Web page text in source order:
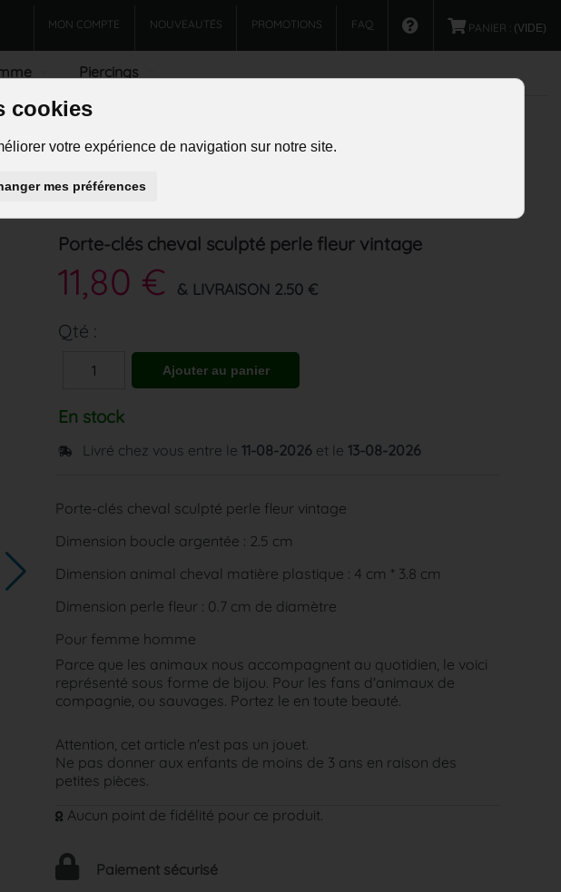
cookies
votre expérience de navigation sur notre site.
mes préférences
MON COMPTE NOUVEAUTÉS PROMOTIONS FAQ PANIER : (VIDE)
Piercings
Porte-clés cheval sculpté perle fleur vintage
11,80 € & LIVRAISON 2.50 €
Qté :
En stock
Livré chez vous entre le11-08-2026 et le13-08-2026
Porte-clés cheval sculpté perle fleur vintage
Dimension boucle argentée : 2.5 cm
Dimension animal cheval matière plastique : 4 cm * 3.8 cm
Dimension perle fleur : 0.7 cm de diamètre
Pour femme homme
Parce que les animaux nous accompagnent au quotidien, le voici
représenté sous forme de bijou. Pour les fans d'animaux de
compagnie, ou sauvages. Portez le en toute beauté.
Attention, cet article n'est pas un jouet.
Ne pas donner aux enfants de moins de 3 ans en raison des
petites pièces.
Aucun point de fidélité pour ce produit.
Paiement sécurisé